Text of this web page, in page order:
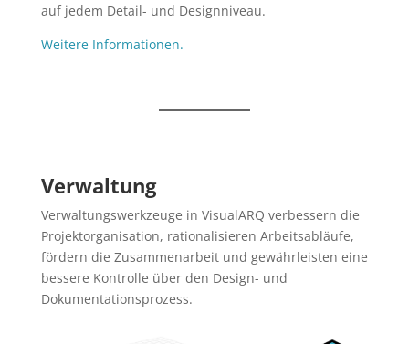
auf jedem Detail- und Designniveau.
Weitere Informationen.
Verwaltung
Verwaltungswerkzeuge in VisualARQ verbessern die
Projektorganisation, rationalisieren Arbeitsabläufe,
fördern die Zusammenarbeit und gewährleisten eine
bessere Kontrolle über den Design- und
Dokumentationsprozess.